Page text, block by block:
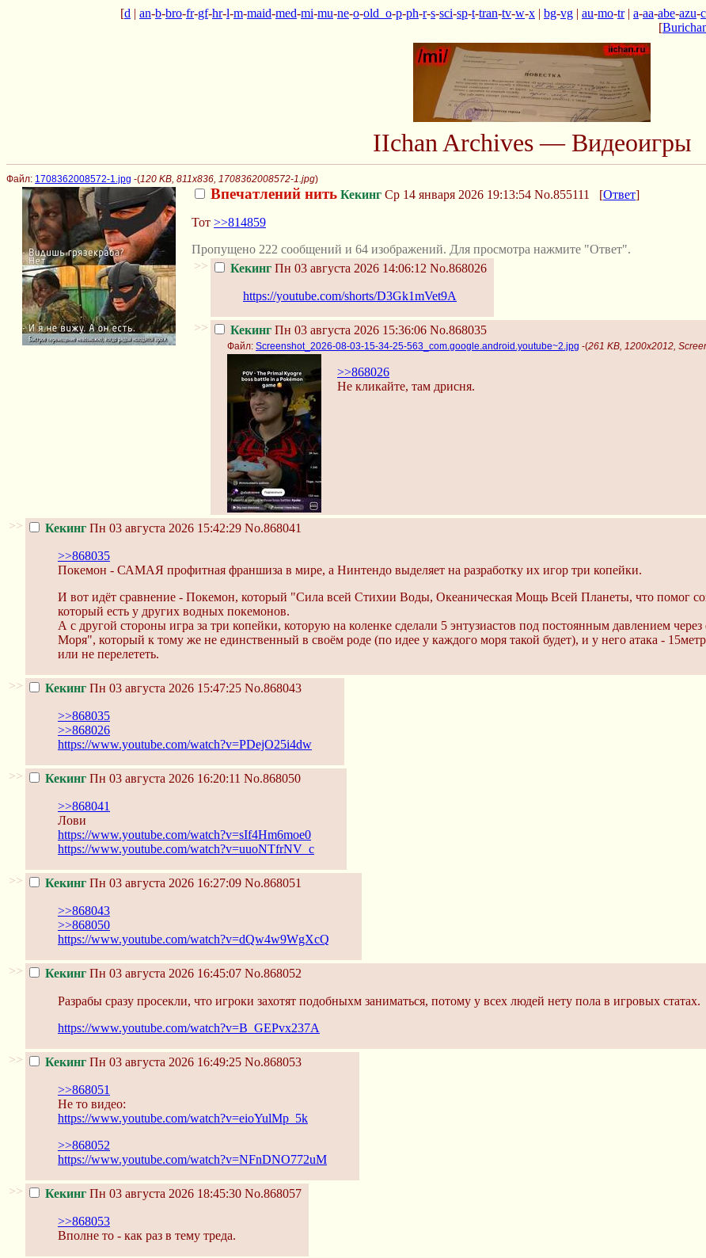
[d | an-b-bro-fr-gf-hr-l-m-maid-med-mi-mu-ne-o-old_o-p-ph-r-s-sci-sp-t-tran-tv-w-x | bg-vg | au-mo-tr| a-aa-abe-azu-c
[
IIchan Archives — Видеоигры
Файл: 1708362008572-1.jpg -(120 KB, 811x836, 1708362008572-1.jpg)
Впечатлений нить Кекинг Ср 14 января 2026 19:13:54 No.855111 [Ответ]
Тот >>814859
Пропущено 222 сообщений и 64 изображений. Для просмотра нажмите "Ответ".
>>
Кекинг Пн 03 августа 2026 14:06:12 No.868026
https://youtube.com/shorts/D3Gk1mVet9A
>> Кекинг Пн 03 августа 2026 15:36:06 No.868035
Файл: Screenshot_2026-08-03-15-34-25-563_com.google.android.youtube~2.jpg -(261 KB, 1200x2012,
>>868026
Не кликайте, там дрисня.
>> Кекинг Пн 03 августа 2026 15:42:29 No.868041
>>868035
Покемон - САМАЯ профитная франшиза в мире, а Нинтендо выделяет на разработку их игор три копейки.
И вот идёт сравнение - Покемон, который "Сила всей Стихии Воды, Океаническая Мощь Всей Планеты, что помог
который есть у других водных покемонов.
А с другой стороны игра за три копейки, которую на коленке сделали 5 энтузиастов под постоянным давлением
Моря", который к тому же не единственный в своём роде (по идее у каждого моря такой будет), и у него атака -
или не перелететь.
>> Кекинг Пн 03 августа 2026 15:47:25 No.868043
>>868035
>>868026
https://www.youtube.com/watch?v=PDejO25i4dw
>> Кекинг Пн 03 августа 2026 16:20:11 No.868050
>>868041
Лови
https://www.youtube.com/watch?v=sIf4Hm6moe0
https://www.youtube.com/watch?v=uuoNTfrNV_c
>> Кекинг Пн 03 августа 2026 16:27:09 No.868051
>>868043
>>868050
https://www.youtube.com/watch?v=dQw4w9WgXcQ
>> Кекинг Пн 03 августа 2026 16:45:07 No.868052
Разрабы сразу просекли, что игроки захотят подобныхм заниматься, потому у всех людей нету пола в игровых статах.
https://www.youtube.com/watch?v=B_GEPvx237A
>> Кекинг Пн 03 августа 2026 16:49:25 No.868053
>>868051
Не то видео:
https://www.youtube.com/watch?v=eioYulMp_5k
>>868052
https://www.youtube.com/watch?v=NFnDNO772uM
>> Кекинг Пн 03 августа 2026 18:45:30 No.868057
>>868053
Вполне то - как раз в тему треда.